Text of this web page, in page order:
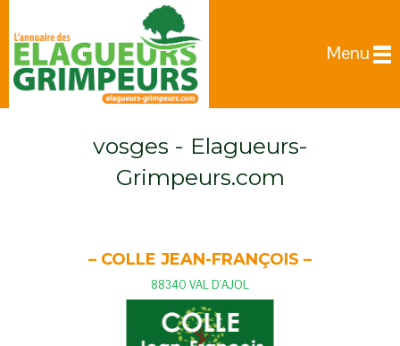
Menu
vosges - Elagueurs-
Grimpeurs.com
– COLLE JEAN-FRANÇOIS –
88340 VAL D'AJOL